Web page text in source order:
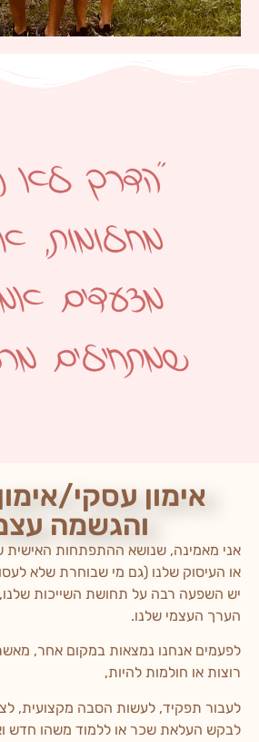
אימון עסקי/
והגשמה
אני מאמינה, שנושא ההתפתחות האישית
או העיסוק שלנו (גם מי שבוחרת שלא
יש השפעה רבה על תחושת השייכות שלנו,
הערך העצמי שלנו.
לפעמים אנחנו נמצאות במקום אחר,
רוצות או חולמות להיות,
לעבור תפקיד, לעשות הסבה מקצועית,
לבקש העלאת שכר או ללמוד משהו חדש